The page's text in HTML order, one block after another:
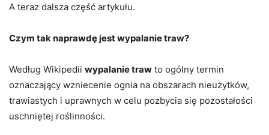
A teraz dalsza część artykułu.
Czym tak naprawdę jest wypalanie traw?
Według Wikipedii wypalanie traw to ogólny termin
oznaczający wzniecenie ognia na obszarach nieużytków,
trawiastych i uprawnych w celu pozbycia się pozostałości
uschniętej roślinności.